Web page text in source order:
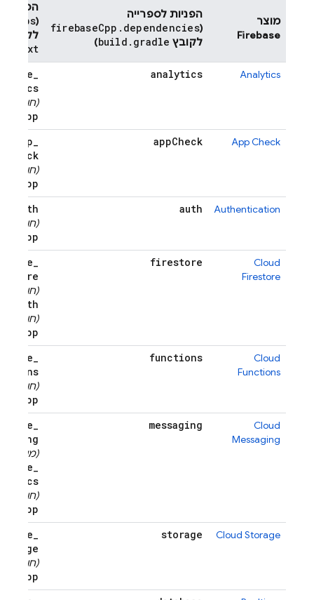
מוצר
Firebase
הפניות לספרייה
(
firebaseCpp.dependencies
לקובץ build.gradle
)
הפניות
(
לקובץ
Analytics
analytics
_
(חובה)
app
App Check
appCheck
app_
check
(חובה)
app
Authentication
auth
auth
(חובה)
app
Cloud
Firestore
firestore
_
(חובה)
auth
(חובה)
app
Cloud
Functions
functions
_
(חובה)
app
Cloud
Messaging
messaging
_
(מומלץ)
_
(חובה)
app
Cloud Storage
storage
_
(חובה)
app